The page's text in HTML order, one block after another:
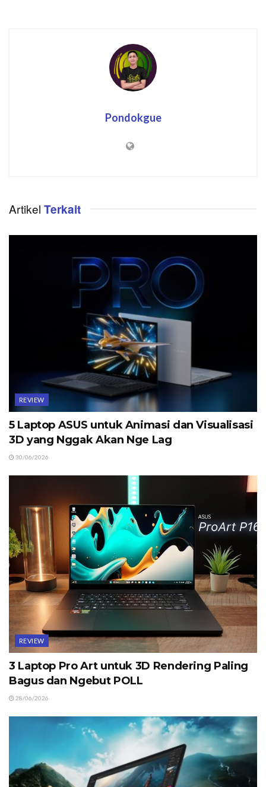
Pondokgue
Artikel Terkait
REVIEW
5 Laptop ASUS untuk Animasi dan Visualisasi
3D yang Nggak Akan Nge Lag
30/06/2026
REVIEW
3 Laptop Pro Art untuk 3D Rendering Paling
Bagus dan Ngebut POLL
28/06/2026